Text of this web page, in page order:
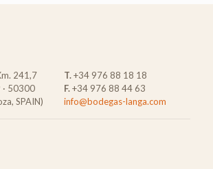
241,7
50300
SPAIN)
T.+34 976 88 18 18
F.+34 976 88 44 63
info@bodegas-langa.com